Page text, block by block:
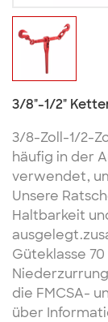
3/8"-1/2"
3/8-Zoll-1/2-
häufig in der
verwendet,
Unsere
Haltbarkeit
ausgelegt.
Güteklasse
die FMCSA-
über